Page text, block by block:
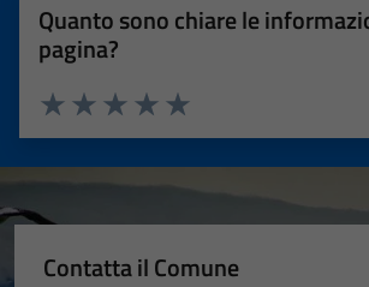
Quanto sono chiare le
pagina?
Valuta 5 stelle su 5
Valuta 4 stelle su 5
Valuta 3 stelle su 5
Valuta 2 stelle su 5
Valuta 1 stelle su 5
Contatta il Comune